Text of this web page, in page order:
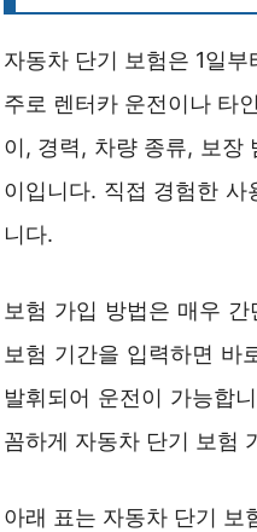
자동차 단기 보험은 1일
주로 렌터카 운전이나 타
이, 경력, 차량 종류, 보장
이입니다. 직접 경험한
니다.
보험 가입 방법은 매우
보험 기간을 입력하면 바
발휘되어 운전이 가능합
꼼하게 자동차 단기 보험
아래 표는 자동차 단기 보